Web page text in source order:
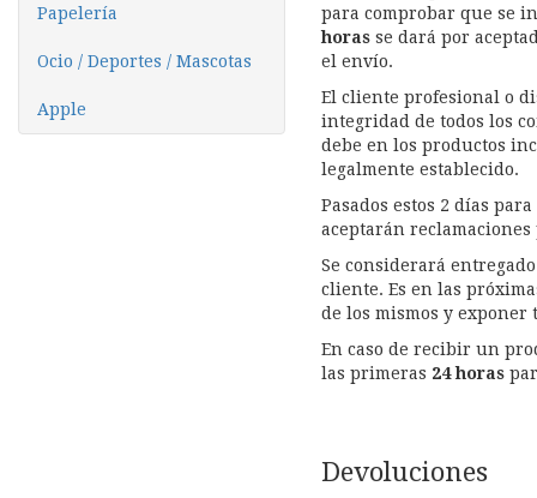
Papelería
Ocio / Deportes / Mascotas
Apple
para comprobar que se
horasse dará por
el envío.
El cliente profesional o
integridad de todos los
debe en los productos
legalmente establecido.
Pasados estos 2 días
aceptarán
Se considerará
cliente. Es en las
de los mismos y
En caso de recibir un
las primeras 24horas
Devoluciones